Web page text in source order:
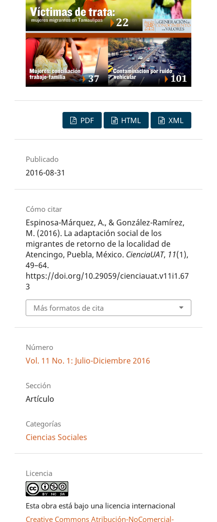
PDF HTML XML
Publicado
2016-08-31
Cómo citar
Espinosa-Márquez, A., & González-Ramírez,
M. (2016). La adaptación social de los
migrantes de retorno de la localidad de
Atencingo, Puebla, México. CienciaUAT, 11(1),
49–64.
https://doi.org/10.29059/cienciauat.v11i1.67
3
Más formatos de cita
Número
Vol. 11 No. 1: Julio-Diciembre 2016
Sección
Artículo
Categorías
Ciencias Sociales
Licencia
Esta obra está bajo una licencia internacional
Creative Commons Atribución-NoComercial-